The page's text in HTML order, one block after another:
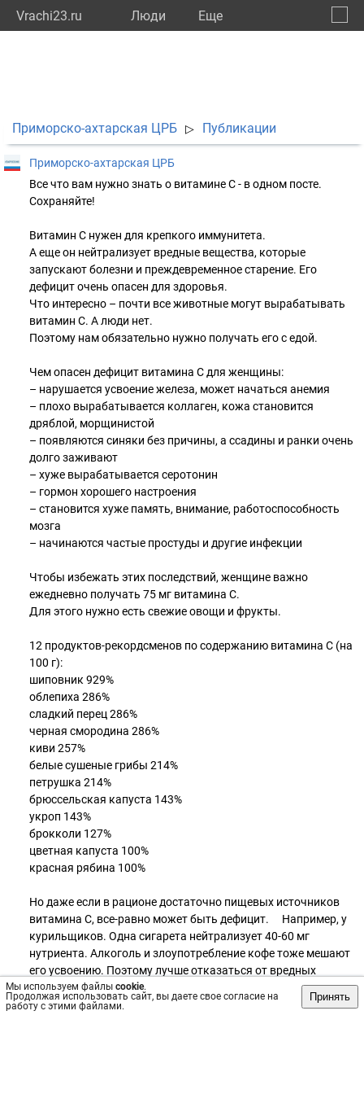
Vrachi23.ru Люди Eще
Мы используем файлы cookie.
Продолжая использовать сайт, вы даете свое согласие на
работу с этими файлами.
Принять
Приморско-ахтарская ЦРБ ▷ Публикации
Приморско-ахтарская ЦРБ
Все что вам нужно знать о витамине С - в одном посте.
Сохраняйте! ⠀
Витамин С нужен для крепкого иммунитета.
А еще он нейтрализует вредные вещества, которые
запускают болезни и преждевременное старение. Его
дефицит очень опасен для здоровья. ⠀
Что интересно – почти все животные могут вырабатывать
витамин C. А люди нет.
Поэтому нам обязательно нужно получать его с едой. ⠀
Чем опасен дефицит витамина С для женщины: ⠀
– нарушается усвоение железа, может начаться анемия
– плохо вырабатывается коллаген, кожа становится
дряблой, морщинистой
– появляются синяки без причины, а ссадины и ранки очень
долго заживают
– хуже вырабатывается серотонин
– гормон хорошего настроения
– становится хуже память, внимание, работоспособность
мозга
– начинаются частые простуды и другие инфекции ⠀
Чтобы избежать этих последствий, женщине важно
ежедневно получать 75 мг витамина С.
Для этого нужно есть свежие овощи и фрукты. ⠀
12 продуктов-рекордсменов по содержанию витамина С (на
100 г): ⠀
шиповник 929%
облепиха 286%
сладкий перец 286%
черная смородина 286%
киви 257%
белые сушеные грибы 214%
петрушка 214%
брюссельская капуста 143%
укроп 143%
брокколи 127%
цветная капуста 100%
красная рябина 100% ⠀
Но даже если в рационе достаточно пищевых источников
витамина С, все-равно может быть дефицит. ⠀ Например, у
курильщиков. Одна сигарета нейтрализует 40-60 мг
нутриента. Алкоголь и злоупотребление кофе тоже мешают
его усвоению. Поэтому лучше отказаться от вредных
привычек. ⠀